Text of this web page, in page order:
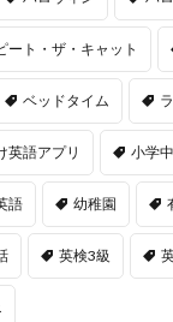
ート・ザ・キャット
ベッドタイム
英語アプリ 小学
語 幼稚園
英検3級